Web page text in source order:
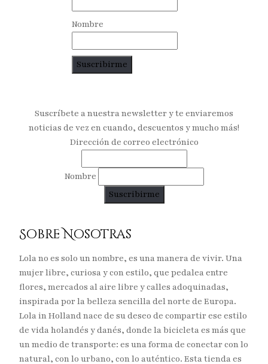
Nombre
Suscríbete a nuestra newsletter y te enviaremos
noticias de vez en cuando, descuentos y mucho más!
Dirección de correo electrónico
Nombre
Sobre Nosotras
Lola no es solo un nombre, es una manera de vivir. Una
mujer libre, curiosa y con estilo, que pedalea entre
flores, mercados al aire libre y calles adoquinadas,
inspirada por la belleza sencilla del norte de Europa.
Lola in Holland nace de su deseo de compartir ese estilo
de vida holandés y danés, donde la bicicleta es más que
un medio de transporte: es una forma de conectar con lo
natural, con lo urbano, con lo auténtico. Esta tienda es